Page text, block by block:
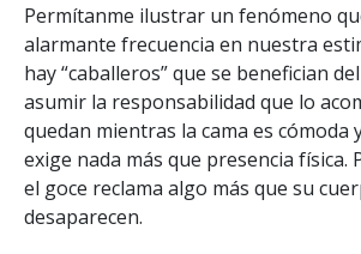
Permítanme ilustrar un fenómeno
alarmante frecuencia en nuestra
hay “caballeros” que se benefician
asumir la responsabilidad que lo
quedan mientras la cama es cómoda
exige nada más que presencia física.
el goce reclama algo más que su
desaparecen.